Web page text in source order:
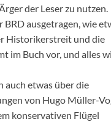
der Leser zu nutzen.
ausgetragen, wie
Historikerstreit und die
im Buch vor, und alles
auch etwas über die
von Hugo Müller-
konservativen Flügel